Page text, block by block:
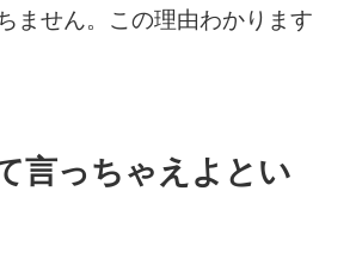
ません。この理由わかります
言っちゃえよとい